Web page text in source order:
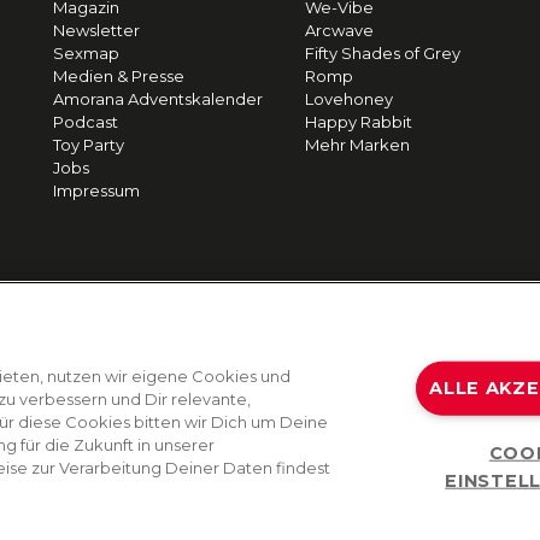
Magazin
Newsletter
Sexmap
Medien & Presse
Amorana Adventskalender
Podcast
Toy Party
Jobs
Impressum
We-Vibe
Arcwave
Fifty Shades of Grey
Romp
Lovehoney
Happy Rabbit
Mehr Marken
nutzen wir eigene Cookies und
verbessern und Dir relevante,
diese Cookies bitten wir Dich um Deine
für die Zukunft in unserer
zur Verarbeitung Deiner Daten findest
ALLE